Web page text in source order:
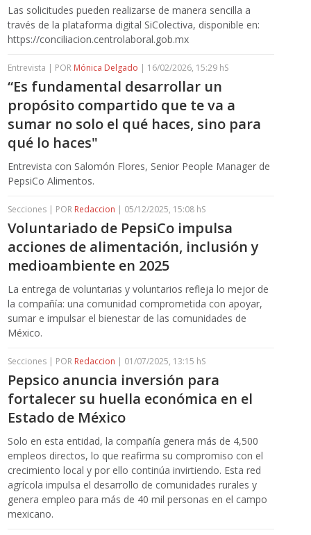
Las solicitudes pueden realizarse de manera sencilla a
través de la plataforma digital SiColectiva, disponible en:
https://conciliacion.centrolaboral.gob.mx
Entrevista | POR Mónica Delgado | 16/02/2026, 15:29 hS
“Es fundamental desarrollar un
propósito compartido que te va a
sumar no solo el qué haces, sino para
qué lo haces"
Entrevista con Salomón Flores, Senior People Manager de
PepsiCo Alimentos.
Secciones | POR Redaccion | 05/12/2025, 15:08 hS
Voluntariado de PepsiCo impulsa
acciones de alimentación, inclusión y
medioambiente en 2025
La entrega de voluntarias y voluntarios refleja lo mejor de
la compañía: una comunidad comprometida con apoyar,
sumar e impulsar el bienestar de las comunidades de
México.
Secciones | POR Redaccion | 01/07/2025, 13:15 hS
Pepsico anuncia inversión para
fortalecer su huella económica en el
Estado de México
Solo en esta entidad, la compañía genera más de 4,500
empleos directos, lo que reafirma su compromiso con el
crecimiento local y por ello continúa invirtiendo. Esta red
agrícola impulsa el desarrollo de comunidades rurales y
genera empleo para más de 40 mil personas en el campo
mexicano.